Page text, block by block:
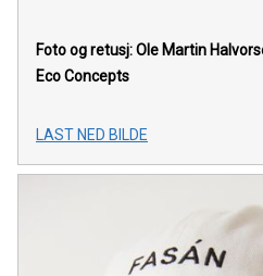
Foto og retusj: Ole Martin
Eco Concepts
LAST NED BILDE